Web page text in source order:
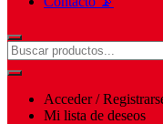
Acceder /
Mi lista de deseos